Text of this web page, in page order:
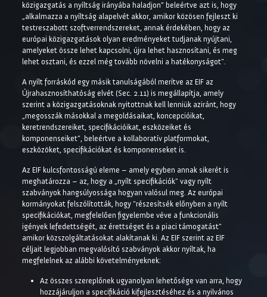
közigazgatás a nyíltság irányába haladjon” beleértve azt is, hogy
„alkalmazza a nyíltság alapelvét akkor, amikor közösen fejleszt ki
testreszabott szoftverrendszereket, annak érdekében, hogy az
európai közigazgatások olyan eredményeket tudjanak nyújtani,
amelyeket össze lehet kapcsolni, újra lehet hasznosítani, és meg
lehet osztani, és ezzel még tovább növelni a hatékonyságot".
A nyílt forráskód egy másik tanulságából merítve az EIF az
Újrahasznosíthatóság elvét (Sec. 2.11) is megállapítja, amely
szerint a közigazgatásoknak nyitottnak kell lenniük aziránt, hogy
„megosszák másokkal a megoldásaikat, koncepcióikat,
keretrendszereiket, specifikációikat, eszközeiket és
komponenseiket”, beleértve a kollaboratív platformokat,
eszközöket, specifikációkat és komponenseket is.
Az EIF kulcsfontosságú eleme – amely egyben annak sikerét is
meghatározza – az, hogy a „nyílt specifikációk" vagy nyílt
szabványok hangsúlyossága hogyan valósul meg. Az európai
kormányokat felszólították, hogy "részesítsék előnyben a nyílt
specifikációkat, megfelelően figyelembe véve a funkcionális
igények lefedettségét, az érettséget és a piaci támogatást"
amikor közszolgáltatásokat alakítanak ki. Az EIF szerint az EIF
céljait legjobban megvalósító szabványok akkor nyíltak, ha
megfelelnek az alábbi követelményeknek:
Az összes szereplőnek ugyanolyan lehetősége van arra, hogy
hozzájáruljon a specifikáció kifejlesztéséhez és a nyilvános